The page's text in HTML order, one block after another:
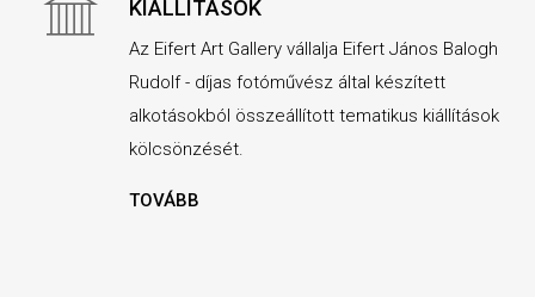
KIÁLLÍTÁSOK
Az Eifert Art Gallery vállalja Eifert János Balogh
Rudolf - díjas fotóművész által készített
alkotásokból összeállított tematikus kiállítások
kölcsönzését.
TOVÁBB